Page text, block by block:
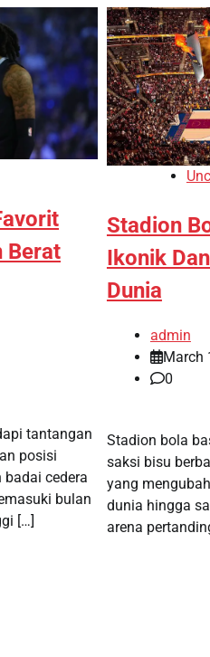
Berat
tantangan
posisi
cedera
bulan
[…]
Stadion
Ikonik
Dunia
admin
March
0
Stadion bola
saksi bisu
yang
dunia hingga
arena